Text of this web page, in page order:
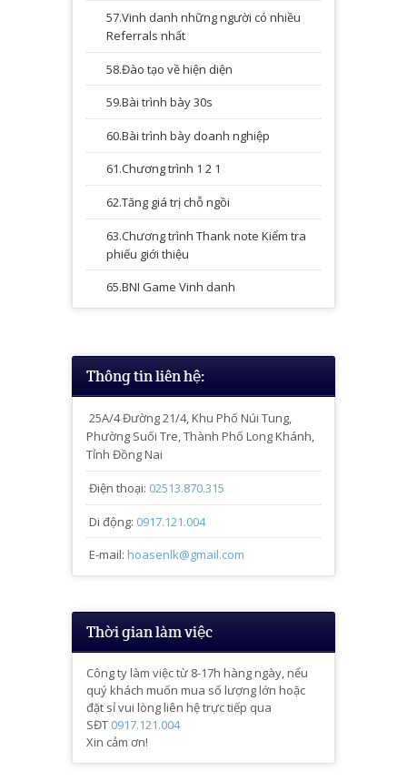
57.Vinh danh những người có nhiều
Referrals nhất
58.Đào tạo về hiện diện
59.Bài trình bày 30s
60.Bài trình bày doanh nghiệp
61.Chương trình 1 2 1
62.Tăng giá trị chỗ ngồi
63.Chương trình Thank note Kiểm tra
phiếu giới thiệu
65.BNI Game Vinh danh
Thông tin liên hệ:
25A/4Đường 21/4, Khu Phố Núi Tung,
Phường Suối Tre, Thành Phố Long Khánh,
Tỉnh Đồng Nai
Điện thoại: 02513.870.315
Di động: 0917.121.004
E-mail: hoasenlk@gmail.com
Thời gian làm việc
Công ty làm việc từ 8-17h hàng ngày, nếu
quý khách muốn mua số lượng lớn hoặc
đặt sỉ vui lòng liên hệ trực tiếp qua
SĐT 0917.121.004
Xin cảm ơn!